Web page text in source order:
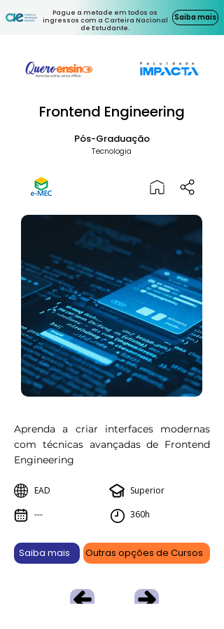
Pague a metade em todos os
ingressos com a Carteira Nacional
de Estudante.
Saiba mais
Frontend Engineering
Pós-Graduação
Tecnologia
Aprenda a criar interfaces modernas
com técnicas avançadas de Frontend
Engineering
EAD
---
Superior
360h
Saiba mais Outras opções de Cursos